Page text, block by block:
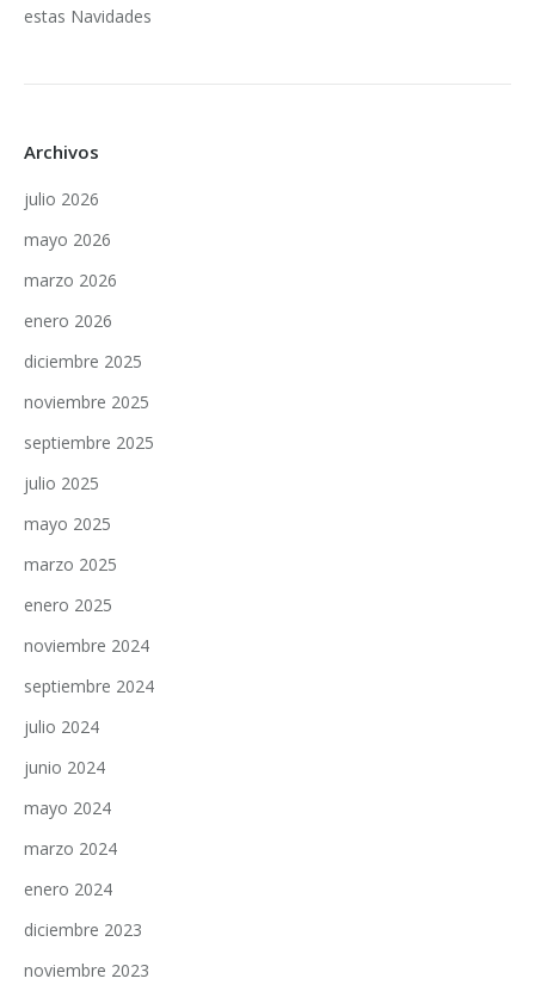
estas Navidades
Archivos
julio 2026
mayo 2026
marzo 2026
enero 2026
diciembre 2025
noviembre 2025
septiembre 2025
julio 2025
mayo 2025
marzo 2025
enero 2025
noviembre 2024
septiembre 2024
julio 2024
junio 2024
mayo 2024
marzo 2024
enero 2024
diciembre 2023
noviembre 2023